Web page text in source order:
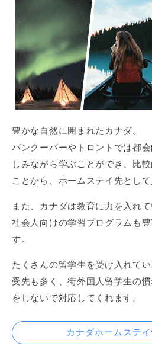
豊かな自然に囲まれたカナダ。
バンクーバーやトロントでは都
しみながら学ぶことができ、比
ことから、ホームステイ先として
また、カナダは教育に力を入れ
社会人向けの学習プログラムも
す。
たくさんの留学生を受け入れて
受先も多く、街外国人留学生の
をしないで対応してくれます。
カナダホームステ